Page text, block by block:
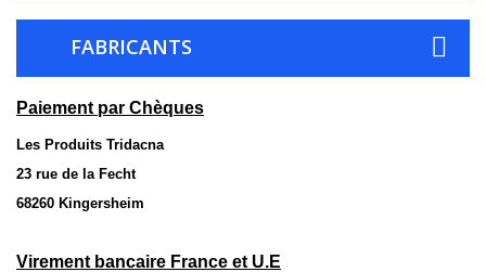
FABRICANTS
Paiement par Chèques
Les Produits Tridacna
23 rue de la Fecht
68260 Kingersheim
Virement bancaire France et U.E